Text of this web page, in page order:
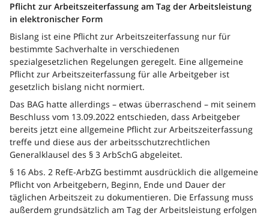
Pflicht zur Arbeitszeiterfassung am Tag der Arbeitsleistung
in elektronischer Form
Bislang ist eine Pflicht zur Arbeitszeiterfassung nur für
bestimmte Sachverhalte in verschiedenen
spezialgesetzlichen Regelungen geregelt. Eine allgemeine
Pflicht zur Arbeitszeiterfassung für alle Arbeitgeber ist
gesetzlich bislang nicht normiert.
Das BAG hatte allerdings – etwas überraschend – mit seinem
Beschluss vom 13.09.2022 entschieden, dass Arbeitgeber
bereits jetzt eine allgemeine Pflicht zur Arbeitszeiterfassung
treffe und diese aus der arbeitsschutzrechtlichen
Generalklausel des § 3 ArbSchG abgeleitet.
§ 16 Abs. 2 RefE-ArbZG bestimmt ausdrücklich die allgemeine
Pflicht von Arbeitgebern, Beginn, Ende und Dauer der
täglichen Arbeitszeit zu dokumentieren. Die Erfassung muss
außerdem grundsätzlich am Tag der Arbeitsleistung erfolgen